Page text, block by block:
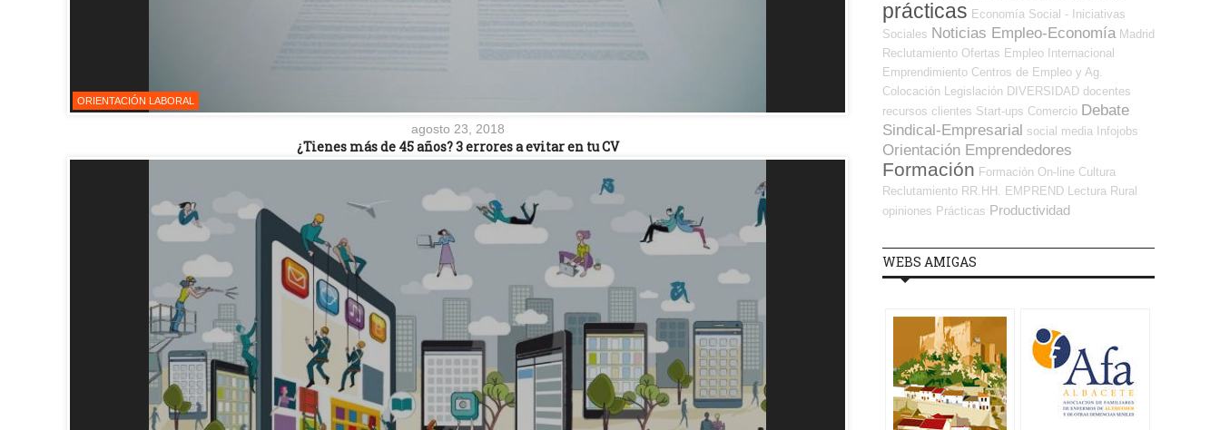
ORIENTACIÓN LABORAL
agosto 23, 2018
¿Tienes más de 45 años? 3 errores a evitar en tu CV
prácticas Economía Social - Iniciativas
Sociales Noticias Empleo-Economía Madrid
Reclutamiento Ofertas Empleo Internacional
Emprendimiento Centros de Empleo y Ag.
Colocación
Legislación DIVERSIDAD docentes
recursos clientes Start-ups Comercio Debate
Sindical-Empresarial social media Infojobs
Orientación Emprendedores
Formación Formación On-line Cultura
Reclutamiento RR.HH.
EMPREND Lectura Rural
opiniones Prácticas Productividad
WEBS AMIGAS